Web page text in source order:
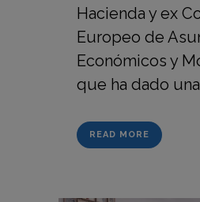
Hacienda y ex
Europeo de
Económicos y
que ha dado
READ MORE